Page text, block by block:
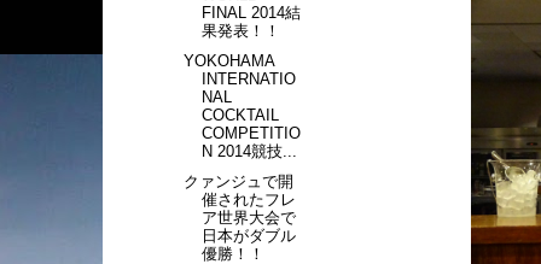
FINAL 2014結
果発表！！
YOKOHAMA
INTERNATIO
NAL
COCKTAIL
COMPETITIO
N 2014競技...
クァンジュで開
催されたフレ
ア世界大会で
日本がダブル
優勝！！